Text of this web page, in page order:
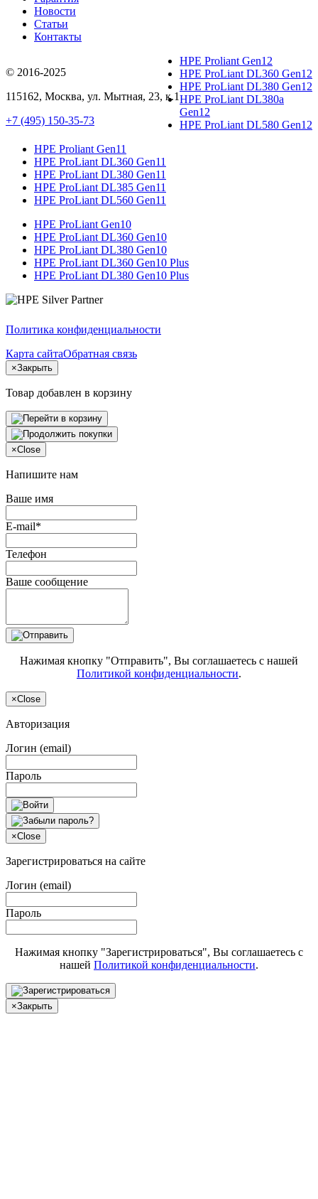
Новости
Статьи
Контакты
© 2016-2025
115162, Москва, ул. Мытная, 23, к.1
+7 (495) 150-35-73
HPE Proliant Gen12
HPE ProLiant DL360 Gen12
HPE ProLiant DL380 Gen12
HPE ProLiant DL380a
Gen12
HPE ProLiant DL580 Gen12
HPE Proliant Gen11
HPE ProLiant DL360 Gen11
HPE ProLiant DL380 Gen11
HPE ProLiant DL385 Gen11
HPE ProLiant DL560 Gen11
HPE ProLiant Gen10
HPE ProLiant DL360 Gen10
HPE ProLiant DL380 Gen10
HPE ProLiant DL360 Gen10 Plus
HPE ProLiant DL380 Gen10 Plus
Политика конфиденциальности
Карта сайтаОбратная связь
×Закрыть
Товар добавлен в корзину
×Close
Напишите нам
Ваше имя
E-mail*
Телефон
Ваше сообщение
Нажимая кнопку "Отправить", Вы соглашаетесь с нашей
Политикой конфиденциальности.
×Close
Авторизация
Логин (email)
Пароль
×Close
Зарегистрироваться на сайте
Логин (email)
Пароль
Нажимая кнопку "Зарегистрироваться", Вы соглашаетесь с
нашей Политикой конфиденциальности.
×Закрыть